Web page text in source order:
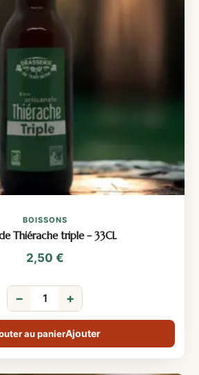
BOISSONS
Thiérache triple – 33CL
2,50 €
− +
au panier